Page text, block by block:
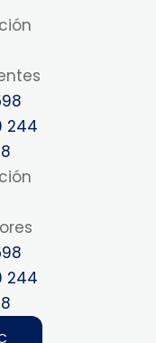
244
244